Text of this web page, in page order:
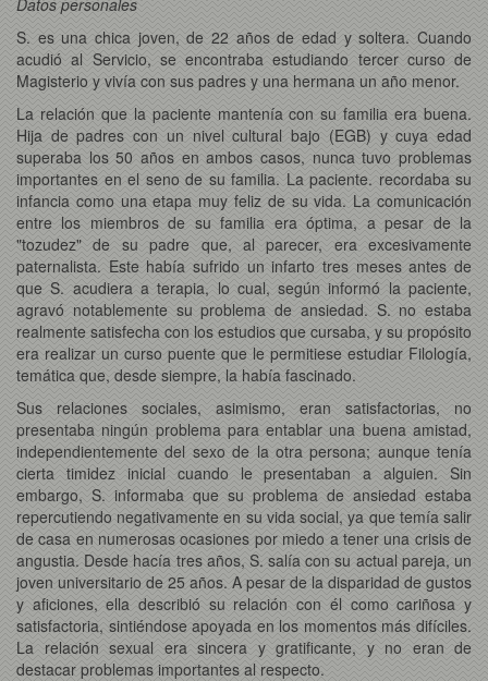
S. es una chica joven, de 22 años de edad y soltera. Cuando
acudió al Servicio, se encontraba estudiando tercer curso de
Magisterio y vivía con sus padres y una hermana un año menor.
La relación que la paciente mantenía con su familia era buena.
Hija de padres con un nivel cultural bajo (EGB) y cuya edad
superaba los 50 años en ambos casos, nunca tuvo problemas
importantes en el seno de su familia. La paciente. recordaba su
infancia como una etapa muy feliz de su vida. La comunicación
entre los miembros de su familia era óptima, a pesar de la
"tozudez" de su padre que, al parecer, era excesivamente
paternalista. Este había sufrido un infarto tres meses antes de
que S. acudiera a terapia, lo cual, según informó la paciente,
agravó notablemente su problema de ansiedad. S. no estaba
realmente satisfecha con los estudios que cursaba, y su propósito
era realizar un curso puente que le permitiese estudiar Filología,
temática que, desde siempre, la había fascinado.
Sus relaciones sociales, asimismo, eran satisfactorias, no
presentaba ningún problema para entablar una buena amistad,
independientemente del sexo de la otra persona; aunque tenía
cierta timidez inicial cuando le presentaban a alguien. Sin
embargo, S. informaba que su problema de ansiedad estaba
repercutiendo negativamente en su vida social, ya que temía salir
de casa en numerosas ocasiones por miedo a tener una crisis de
angustia. Desde hacía tres años, S. salía con su actual pareja, un
joven universitario de 25 años. A pesar de la disparidad de gustos
y aficiones, ella describió su relación con él como cariñosa y
satisfactoria, sintiéndose apoyada en los momentos más difíciles.
La relación sexual era sincera y gratificante, y no eran de
destacar problemas importantes al respecto.